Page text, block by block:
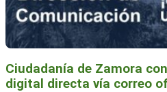
Ciudadanía de Zamora
digital directa vía correo